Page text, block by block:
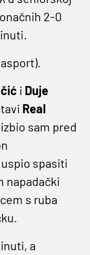
2-0
i Duje
Real
sam pred
spasiti
napadački
s ruba
a